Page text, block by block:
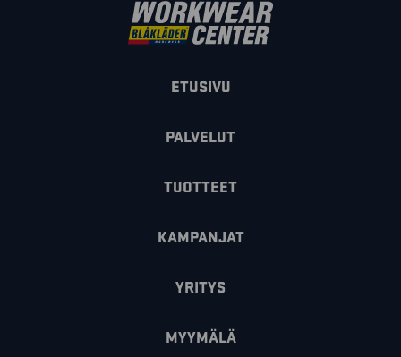
ETUSIVU
PALVELUT
TUOTTEET
KAMPANJAT
YRITYS
MYYMÄLÄ